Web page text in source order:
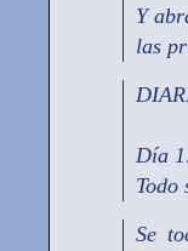
Y
las
Día
Todo
Se